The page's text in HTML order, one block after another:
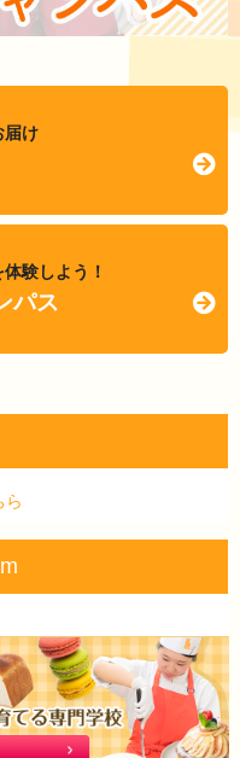
届け
験しよう！
パス
ら